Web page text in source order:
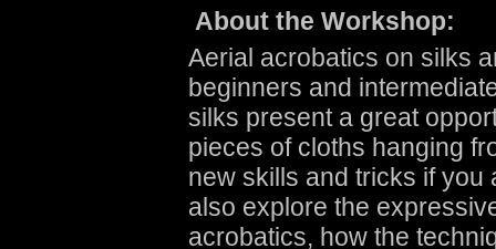
About the Workshop:
Aerial acrobatics on silks
beginners and
silks present a great
pieces of cloths hanging
new skills and tricks if you
also explore the
acrobatics, how the